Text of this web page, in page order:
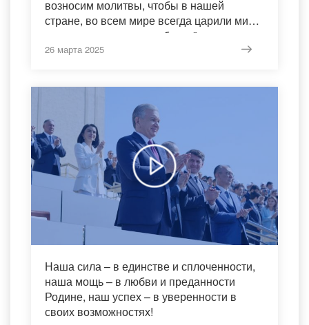
возносим молитвы, чтобы в нашей
стране, во всем мире всегда царили мир,
взаимопонимание и доброта".
26 марта 2025
Наша сила – в единстве и сплоченности,
наша мощь – в любви и преданности
Родине, наш успех – в уверенности в
своих возможностях!